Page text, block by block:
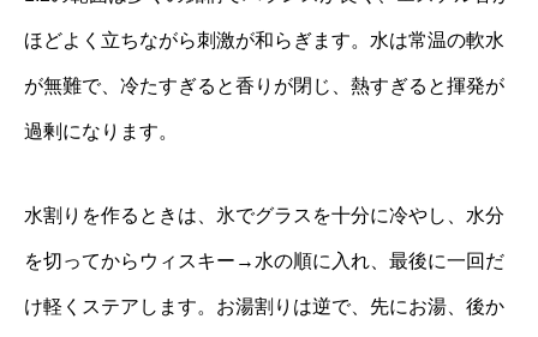
ほどよく立ちながら刺激が和らぎます。水は常温の軟水
が無難で、冷たすぎると香りが閉じ、熱すぎると揮発が
過剰になります。
水割りを作るときは、氷でグラスを十分に冷やし、水分
を切ってからウィスキー→水の順に入れ、最後に一回だ
け軽くステアします。お湯割りは逆で、先にお湯、後か